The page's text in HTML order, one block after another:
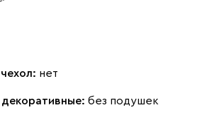
нет
без подушек